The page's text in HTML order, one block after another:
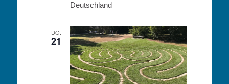
Deutschland
DO.
21